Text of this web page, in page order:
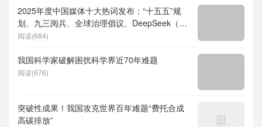
2025年度中国媒体十大热词发布：“十五五”规
划、九三阅兵、全球治理倡议、DeepSeek（深
度求索）、人形机器人、苏超、票根经济、育
阅读(684)
我国科学家破解困扰科学界近70年难题
阅读(676)
突破性成果！我国攻克世界百年难题“费托合成
高碳排放”